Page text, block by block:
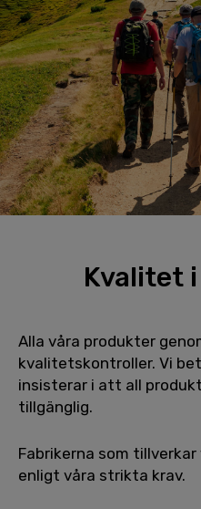
Kvalitet
Alla våra produkter
kvalitetskontroller. Vi
insisterar i att all
tillgänglig.
Fabrikerna som
enligt våra strikta krav.